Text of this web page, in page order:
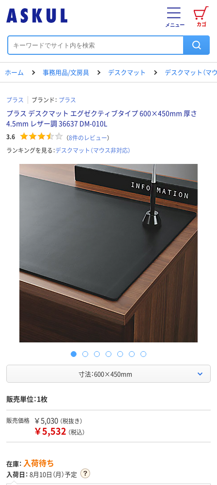
カゴ
メニュー
ホーム 事務用品/文房具 デスクマット デスクマット（マ
プラス ブランド： プラス
プラス デスクマット エグゼクティブタイプ 600×450mm 厚さ
4.5mm レザー調 36637 DM-010L
3.6 （8件のレビュー）
ランキングを見る：デスクマット（マウス非対応）
寸法：600×450mm
販売単位：1枚
販売価格 ￥5,030 （税抜き）
￥5,532 （税込）
在庫： 入荷待ち
入荷日： 8月10日（月）予定